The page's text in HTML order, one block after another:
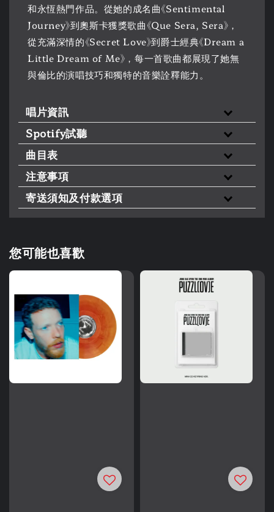
和永恆熱門作品。從她的成名曲《Sentimental
Journey》到奧斯卡獲獎歌曲《Que Sera, Sera》，
從充滿深情的《Secret Love》到爵士經典《Dream a
Little Dream of Me》，每一首歌曲都展現了她無
與倫比的演唱技巧和獨特的音樂詮釋能力。
唱片資訊
Spotify試聽
曲目表
注意事項
寄送須知及付款選項
您可能也喜歡